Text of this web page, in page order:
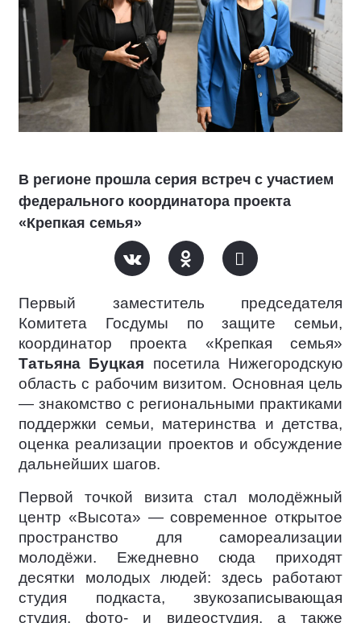
В регионе прошла серия встреч с участием
федерального координатора проекта
«Крепкая семья»
Первый заместитель председателя
Комитета Госдумы по защите семьи,
координатор проекта «Крепкая семья»
Татьяна Буцкая посетила Нижегородскую
область с рабочим визитом. Основная цель
— знакомство с региональными практиками
поддержки семьи, материнства и детства,
оценка реализации проектов и обсуждение
дальнейших шагов.
Первой точкой визита стал молодёжный
центр «Высота» — современное открытое
пространство для самореализации
молодёжи. Ежедневно сюда приходят
десятки молодых людей: здесь работают
студия подкаста, звукозаписывающая
студия, фото- и видеостудия, а также